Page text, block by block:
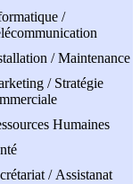
/
/ Maintenance
/ Stratégie
Humaines
/ Assistanat